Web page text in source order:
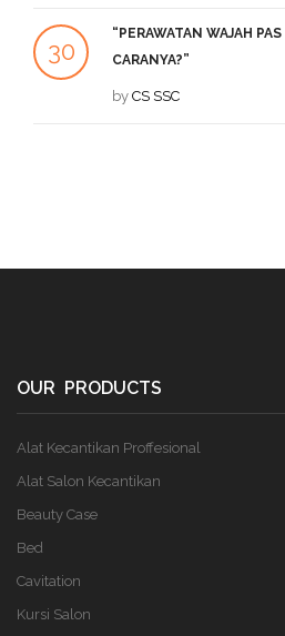
30
“PERAWATAN WAJAH
CARANYA?”
by CS SSC
OUR PRODUCTS
Alat Kecantikan Proffesional
Alat Salon Kecantikan
Beauty Case
Bed
Cavitation
Kursi Salon